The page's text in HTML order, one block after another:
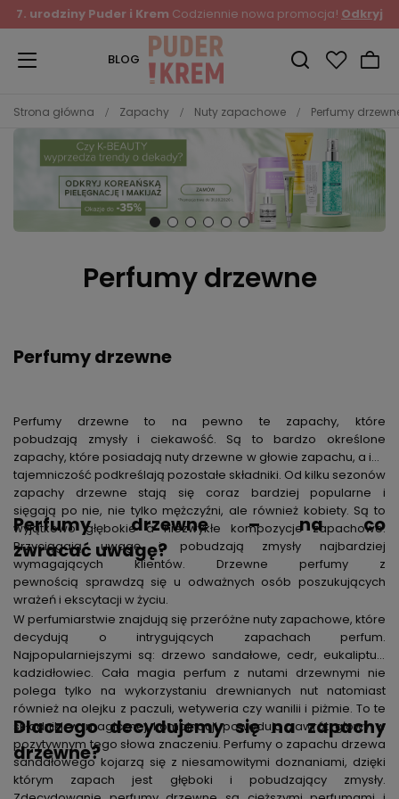
7. urodziny Puder i Krem Codziennie nowa promocja! Odkryj
BLOG
Strona główna Zapachy Nuty zapachowe Perfumy
Perfumy drzewne
Perfumy drzewne
Perfumy drzewne to na pewno te zapachy, które
pobudzają zmysły i ciekawość. Są to bardzo określone
zapachy, które posiadają nuty drzewne w głowie zapachu, a ich
tajemniczość podkreślają pozostałe składniki. Od kilku sezonów
zapachy drzewne stają się coraz bardziej popularne i
sięgają po nie, nie tylko mężczyźni, ale również kobiety. Są to
wyjątkowo głębokie a niezwykłe kompozycje zapachowe.
Przyciągają uwagę i pobudzają zmysły najbardziej
wymagających klientów. Drzewne perfumy z
pewnością sprawdzą się u odważnych osób poszukujących
wrażeń i ekscytacji w życiu.
Perfumy drzewne – na co
zwracać uwagę?
W perfumiarstwie znajdują się przeróżne nuty zapachowe, które
decydują o intrygujących zapachach perfum.
Najpopularniejszymi są: drzewo sandałowe, cedr, eukaliptus,
kadzidłowiec. Cała magia perfum z nutami drzewnymi nie
polega tylko na wykorzystaniu drewnianych nut natomiast
również na olejku z paczuli, wetyweria czy wanilii i piżmie. To te
składniki w magicznej kombinacji powodują zawrót głowy w
pozytywnym tego słowa znaczeniu. Perfumy o zapachu drzewa
sandałowego kojarzą się z niesamowitymi doznaniami, dzięki
którym zapach jest głęboki i pobudzający zmysły.
Dlaczego decydujemy się na zapachy
drzewne?